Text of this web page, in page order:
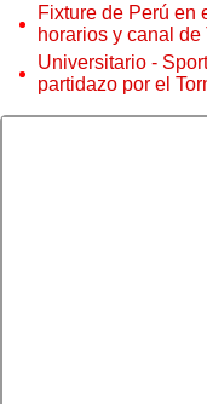
Fixture de Perú en
horarios y canal
torneo
Universitario -
partidazo por el